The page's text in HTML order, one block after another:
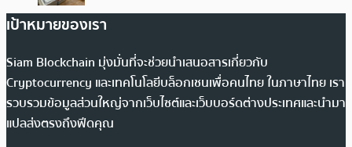
เป้าหมายของเรา
Siam Blockchain มุ่งมั่นที่จะช่วยนำเสนอสารเกี่ยวกับ
Cryptocurrency และเทคโนโลยีบล็อกเชนเพื่อคนไทย ในภาษาไทย เรา
รวบรวมข้อมูลส่วนใหญ่จากเว็บไซต์และเว็บบอร์ดต่างประเทศและนำมา
แปลส่งตรงถึงฟีดคุณ